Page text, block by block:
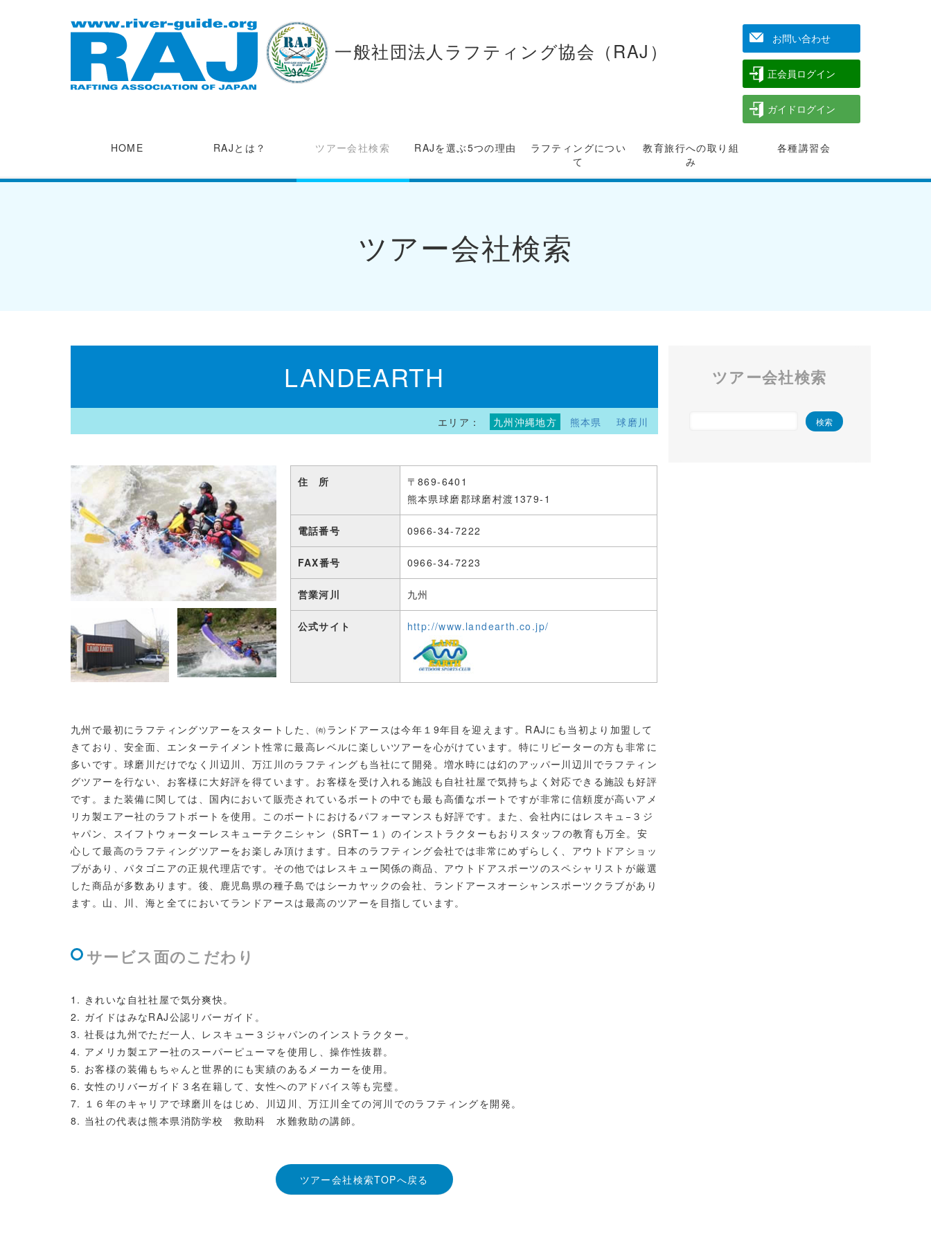
一般社団法人ラフティング協会（RAJ） お問い合わせ
正会員ログイン
ガイドログイン
HOME RAJとは？ ツアー会社検索 RAJを選ぶ5つの理由
ラフティングについ
て
教育旅行への取り組
み
各種講習会
ツアー会社検索
LANDEARTH
エリア： 九州沖縄地方 熊本県 球磨川
住 所
〒869-6401
熊本県球磨郡球磨村渡1379-1
電話番号 0966-34-7222
FAX番号 0966-34-7223
営業河川 九州
公式サイト http://www.landearth.co.jp/
九州で最初にラフティングツアーをスタートした、㈲ランドアースは今年１9年目を迎えます。RAJにも当初より加盟して
きており、安全面、エンターテイメント性常に最高レベルに楽しいツアーを心がけています。特にリピーターの方も非常に
多いです。球磨川だけでなく川辺川、万江川のラフティングも当社にて開発。増水時には幻のアッパー川辺川でラフティン
グツアーを行ない、お客様に大好評を得ています。お客様を受け入れる施設も自社社屋で気持ちよく対応できる施設も好評
です。また装備に関しては、国内において販売されているボートの中でも最も高価なボートですが非常に信頼度が高いアメ
リカ製エアー社のラフトボートを使用。このボートにおけるパフォーマンスも好評です。また、会社内にはレスキュ−３ジ
ャパン、スイフトウォーターレスキューテクニシャン（SRTー１）のインストラクターもおりスタッフの教育も万全。安
心して最高のラフティングツアーをお楽しみ頂けます。日本のラフティング会社では非常にめずらしく、アウトドアショッ
プがあり、パタゴニアの正規代理店です。その他ではレスキュー関係の商品、アウトドアスポーツのスペシャリストが厳選
した商品が多数あります。後、鹿児島県の種子島ではシーカヤックの会社、ランドアースオーシャンスポーツクラブがあり
ます。山、川、海と全てにおいてランドアースは最高のツアーを目指しています。
サービス面のこだわり
きれいな自社社屋で気分爽快。
ガイドはみなRAJ公認リバーガイド。
社長は九州でただ一人、レスキュー３ジャパンのインストラクター。
アメリカ製エアー社のスーパーピューマを使用し、操作性抜群。
お客様の装備もちゃんと世界的にも実績のあるメーカーを使用。
女性のリバーガイド３名在籍して、女性へのアドバイス等も完璧。
１６年のキャリアで球磨川をはじめ、川辺川、万江川全ての河川でのラフティングを開発。
当社の代表は熊本県消防学校 救助科 水難救助の講師。
ツアー会社検索TOPへ戻る
ツアー会社検索